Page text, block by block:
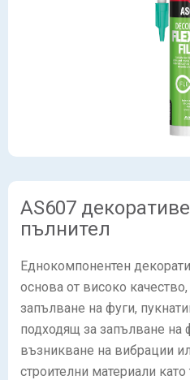
AS607
пълнител
Еднокомпонентен
основа от високо
запълване на фуги,
подходящ за запълване на
възникване на вибрации
строителни материали